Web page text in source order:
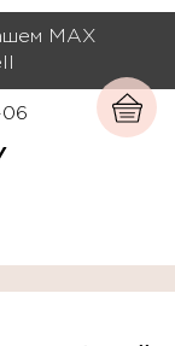
МАХ
06